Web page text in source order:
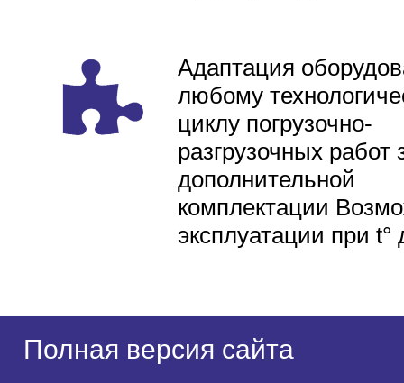
Адаптация
любому
циклу погрузочно-
разгрузочных работ
дополнительной
комплектации
эксплуатации при t°
Полная версия сайта